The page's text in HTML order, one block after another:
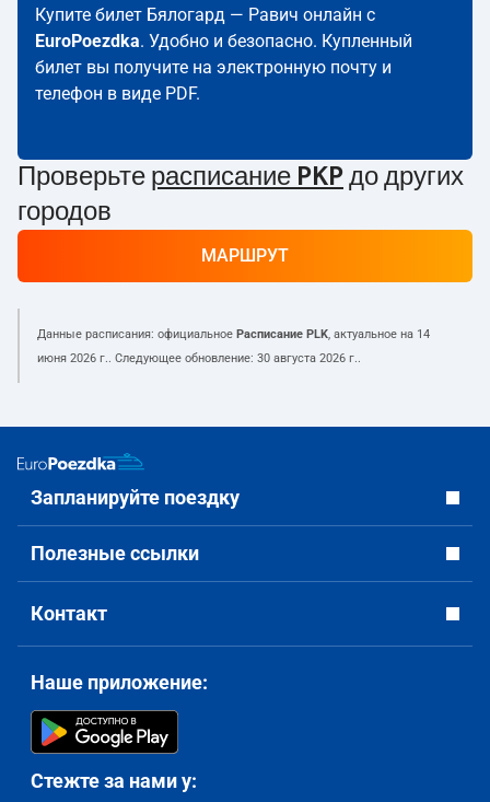
Купите билет Бялогард — Равич онлайн с
EuroPoezdka. Удобно и безопасно. Купленный
билет вы получите на электронную почту и
телефон в виде PDF.
Проверьте расписание PKP до других
городов
МАРШРУТ
Данные расписания: официальное Расписание PLK, актуальное на 14
июня 2026 г.. Следующее обновление: 30 августа 2026 г..
Запланируйте поездку
Полезные ссылки
Контакт
Наше приложение:
Стежте за нами у: